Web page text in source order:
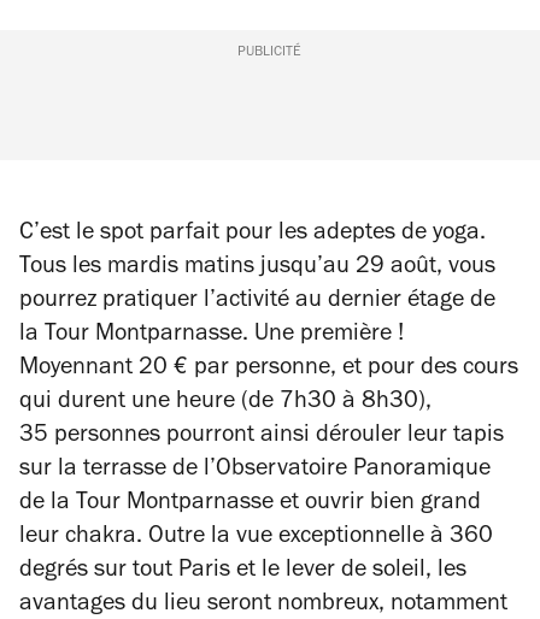
PUBLICITÉ
C’est le spot parfait pour les adeptes de yoga.
Tous les mardis matins jusqu’au 29 août, vous
pourrez pratiquer l’activité au dernier étage de
la Tour Montparnasse. Une première !
Moyennant 20 € par personne, et pour des cours
qui durent une heure (de 7h30 à 8h30),
35 personnes pourront ainsi dérouler leur tapis
sur la terrasse de l’Observatoire Panoramique
de la Tour Montparnasse et ouvrir bien grand
leur chakra. Outre la vue exceptionnelle à 360
degrés sur tout Paris et le lever de soleil, les
avantages du lieu seront nombreux, notamment